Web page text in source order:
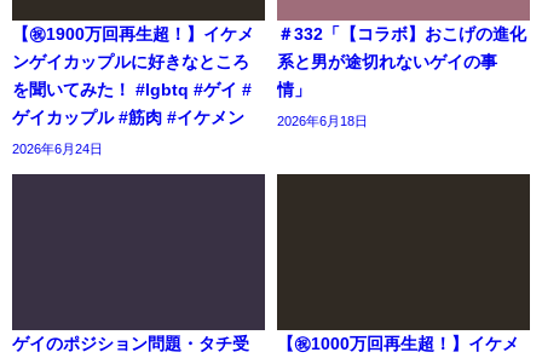
【㊗️1900万回再生超！】イケメ
ンゲイカップルに好きなところ
を聞いてみた！ #lgbtq #ゲイ #
ゲイカップル #筋肉 #イケメン
2026年6月24日
＃332「【コラボ】おこげの進化
系と男が途切れないゲイの事
情」
2026年6月18日
ゲイのポジション問題・タチ受
【㊗️1000万回再生超！】イケメ